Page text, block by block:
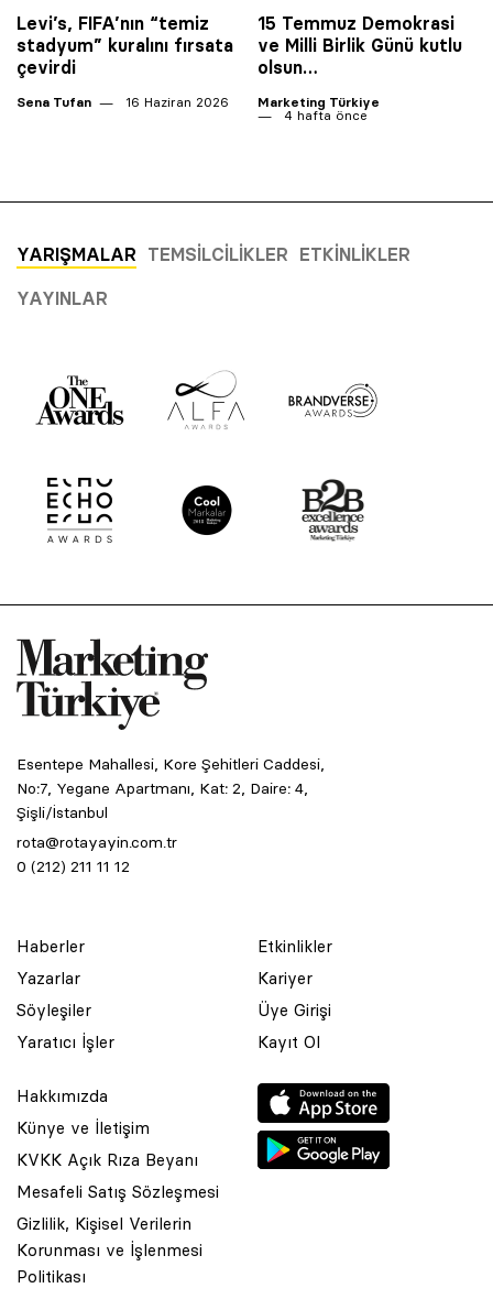
Levi’s, FIFA’nın “temiz
stadyum” kuralını fırsata
çevirdi
Sena Tufan 16 Haziran 2026
15 Temmuz Demokrasi
ve Milli Birlik Günü kutlu
olsun…
Marketing Türkiye
4 hafta önce
YARIŞMALAR TEMSILCILIKLER ETKINLIKLER
YAYINLAR
Esentepe Mahallesi, Kore Şehitleri Caddesi,
No:7, Yegane Apartmanı, Kat: 2, Daire: 4,
Şişli/İstanbul
rota@rotayayin.com.tr
0 (212) 211 11 12
Haberler
Yazarlar
Söyleşiler
Yaratıcı İşler
Etkinlikler
Kariyer
Üye Girişi
Kayıt Ol
Hakkımızda
Künye ve İletişim
KVKK Açık Rıza Beyanı
Mesafeli Satış Sözleşmesi
Gizlilik, Kişisel Verilerin
Korunması ve İşlenmesi
Politikası
© 2001 Rota Yayın Yapım Tanıtım Tic. Ltd. Şti. Bu Sitede Bulunan